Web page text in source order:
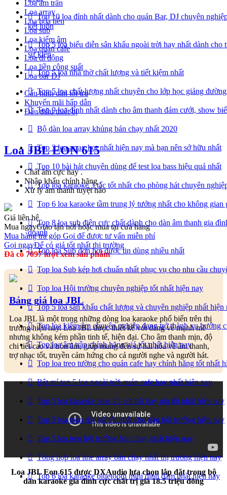
Loa âm trần
Loa array
Loa hỏa tiễn
Loa sub
Loa kiểm âm
Loa quán cafe
Loa di động
Loa liền công suất
Loa bar DJ
Cấu hình dàn tối ưu
Khuyến mãi hấp dẫn
Đấu thầu thiết bị
Loa JBL EON 615
Chất âm cực hay .
Nhập khẩu chính hãng .
Xử lý âm thanh tuyệt hảo
Giá liên hệ
Mua ngayGiao tận nơi hoặc mua tại cửa hàng
Mua hàng trả góp Gọi để được tư vấn miễn phí
Gọi ngayĐể có giá tốt nhất thị trường
Đã có 7097 lượt xem sản phẩm
Bảng giá loa JBL
Loa JBL là một trong những dòng loa karaoke phổ biến trên thị
trường hiện nay. Loa JBL được thiết kế với dáng vẻ mạnh mẽ
nhưng không kém phần tinh tế, hiện đại. Cho âm thanh mịn, độ
chi tiết cao và tròn âm, giúp mang đến sự hài hòa về âm thanh,
trợ nhạc tốt, truyền cảm hứng cho cả người nghe và người hát.
Loa JBL Eon 615 được DXAudio lựa chọn lắp đặt trong bộ
dàn karaoke gia đình cực chất trị giá 18.5 triệu đồng
Top 10 loa đỉnh nhất dành cho quán Bar, DJ chuyên
kết luôn
Top 5 loa biểu diễn sân khấu ngoài trời hay nhất dành cho
sự kiện
Top 5 loa nhà thờ chất lượng và tiết kiệm nhất
Top 5 loa chất lượng nhất chuyên cho lớp học giảng đường
Top 9 loa đỉnh nhất dành cho âm thanh đám cưới, show
Bộ dàn loa array khủng bán chạy nhất 2020
Top 3 loa array hot nhất hiện nay mà bạn nên sở hữu nhất
Top 10 bài hát chuyên dùng để test loa bass hiệu quả nhất
Top loa karaoke 3 tấc tốt nhất cho phòng hát chuyên
Top 6 loa karaoke tầm trung lý tưởng nhất cho không gian
Top 8 loa sub điện cực chất dành cho dàn âm thanh gia
doanh
Top loa Sub đơn hơi được tin dùng nhiều nhất
Top loa Sub kép hơi chuẩn nhất phục vụ cho nhu cầu
Top loa Hội trường chuyên nghiệp tốt nhất hiện nay
Top 5 loa sân khấu chất lượng và chuyên nghiệp nhất hiện
Top loa kiểm âm chuyên nghiệp đang trở thành xu hướng
Top loa âm trần chính hãng giá tốt nhất hiện nay
Top loa treo tường cho quán cafe hay chính hãng tốt nhất
Bật mí top 5 loa ngoài trời quán cafe hay nhất hiện nay
Top 5 loa karaoke bass 25 cm hát hay giá tốt nhất hiện nay
Top 5 loa toàn dải giá tốt nhất cho dàn hội trường hiện nay
Top 5 loa treo hội trường bán chạy nhất hiện nay
Tổng hợp loa line array bán chạy nhất thị trường hiện nay
Top 6 loa karaoke bluetooth mini đình đám nhất hiện nay